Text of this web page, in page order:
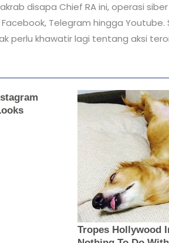
disapa Chief RA ini, operasi
Telegram hingga
perlu khawatir lagi tentang aksi